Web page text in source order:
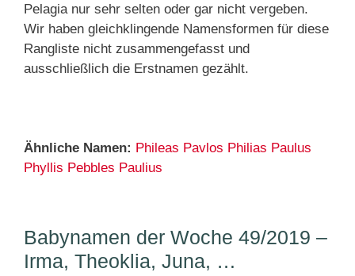
Pelagia nur sehr selten oder gar nicht vergeben.
Wir haben gleichklingende Namensformen für diese
Rangliste nicht zusammengefasst und
ausschließlich die Erstnamen gezählt.
Ähnliche Namen: Phileas Pavlos Philias Paulus
Phyllis Pebbles Paulius
Babynamen der Woche 49/2019 –
Irma, Theoklia, Juna, …